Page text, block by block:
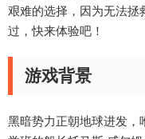
艰难的选择，因为无法拯
过，快来体验吧！
游戏背景
黑暗势力正朝地球进发